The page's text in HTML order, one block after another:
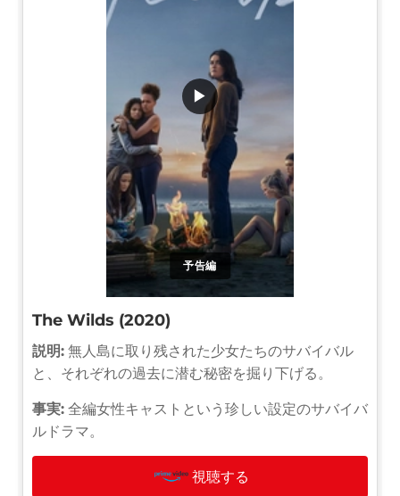
予告編
▶
The Wilds (2020)
説明: 無人島に取り残された少女たちのサバイバル
と、それぞれの過去に潜む秘密を掘り下げる。
事実: 全編女性キャストという珍しい設定のサバイバ
ルドラマ。
視聴する